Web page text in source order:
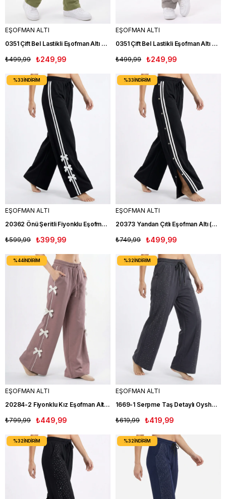
EŞOFMAN ALTI
0351 Çift Bel Lastikli Eşofman Altı YEŞİL
₺249,99
₺499,99
EŞOFMAN ALTI
0351 Çift Bel Lastikli Eşofman Altı BEJ
₺249,99
₺499,99
EŞOFMAN ALTI
20362 Önü Şeritli Fiyonklu Eşofman Altı (8-11 Yaş) SİYAH
₺399,99
₺599,99
%33İNDIRIM
EŞOFMAN ALTI
20373 Yandan Çıtlı Eşofman Altı (8-13 Yaş) SİYAH
₺499,99
₺749,99
%33İNDIRIM
EŞOFMAN ALTI
20284-2 Fiyonklu Kız Eşofman Altı (12-16 Yaş) GÜLK
₺449,99
₺799,99
%44İNDIRIM
EŞOFMAN ALTI
1669-1 Serpme Taş Detaylı Oysho Eşofman Altı FM
₺419,99
₺619,99
%32İNDIRIM
%32İNDIRIM %32İNDIRIM